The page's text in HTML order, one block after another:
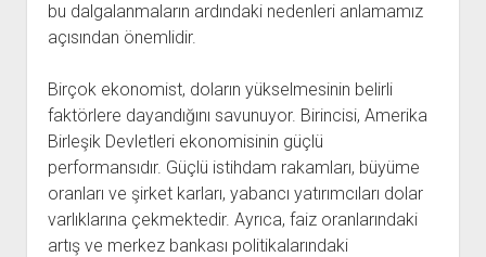
bu dalgalanmaların ardındaki nedenleri anlamamız
açısından önemlidir.
Birçok ekonomist, doların yükselmesinin belirli
faktörlere dayandığını savunuyor. Birincisi, Amerika
Birleşik Devletleri ekonomisinin güçlü
performansıdır. Güçlü istihdam rakamları, büyüme
oranları ve şirket karları, yabancı yatırımcıları dolar
varlıklarına çekmektedir. Ayrıca, faiz oranlarındaki
artış ve merkez bankası politikalarındaki